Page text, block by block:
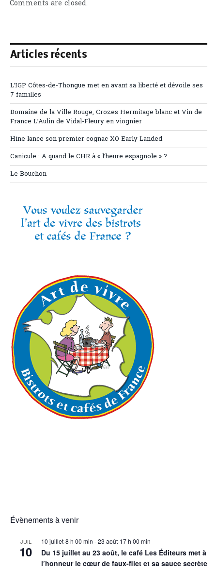
Comments are closed.
Articles récents
L’IGP Côtes-de-Thongue met en avant sa liberté et dévoile ses
7 familles
Domaine de la Ville Rouge, Crozes Hermitage blanc et Vin de
France L’Aulin de Vidal-Fleury en viognier
Hine lance son premier cognac XO Early Landed
Canicule : A quand le CHR à « l’heure espagnole » ?
Le Bouchon
Évènements à venir
JUIL
10
10 juillet-8 h 00 min -23 août-17 h 00 min
Du 15 juillet au 23 août, le café Les Éditeurs met à
l’honneur le cœur de faux-filet et sa sauce secrète